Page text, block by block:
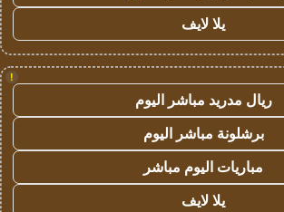
يلا لايف
!
ريال مدريد مباشر اليوم
برشلونة مباشر اليوم
مباريات اليوم مباشر
يلا لايف